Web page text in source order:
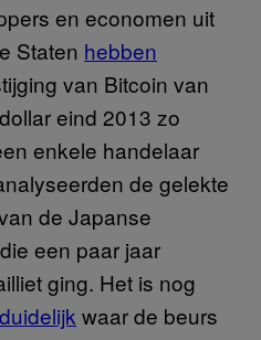
en economen uit
Staten hebben
van Bitcoin van
eind 2013 zo
enkele handelaar
de gelekte
de Japanse
een paar jaar
ging. Het is nog
waar de beurs